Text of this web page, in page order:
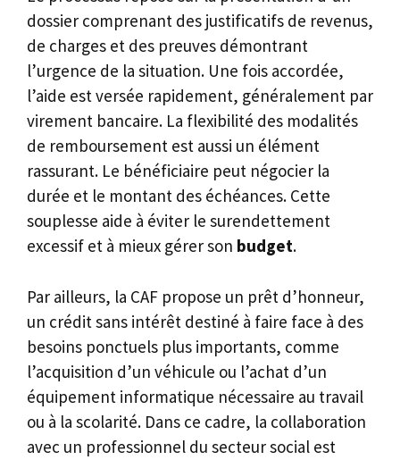
dossier comprenant des justificatifs de revenus,
de charges et des preuves démontrant
l’urgence de la situation. Une fois accordée,
l’aide est versée rapidement, généralement par
virement bancaire. La flexibilité des modalités
de remboursement est aussi un élément
rassurant. Le bénéficiaire peut négocier la
durée et le montant des échéances. Cette
souplesse aide à éviter le surendettement
excessif et à mieux gérer son budget.
Par ailleurs, la CAF propose un prêt d’honneur,
un crédit sans intérêt destiné à faire face à des
besoins ponctuels plus importants, comme
l’acquisition d’un véhicule ou l’achat d’un
équipement informatique nécessaire au travail
ou à la scolarité. Dans ce cadre, la collaboration
avec un professionnel du secteur social est